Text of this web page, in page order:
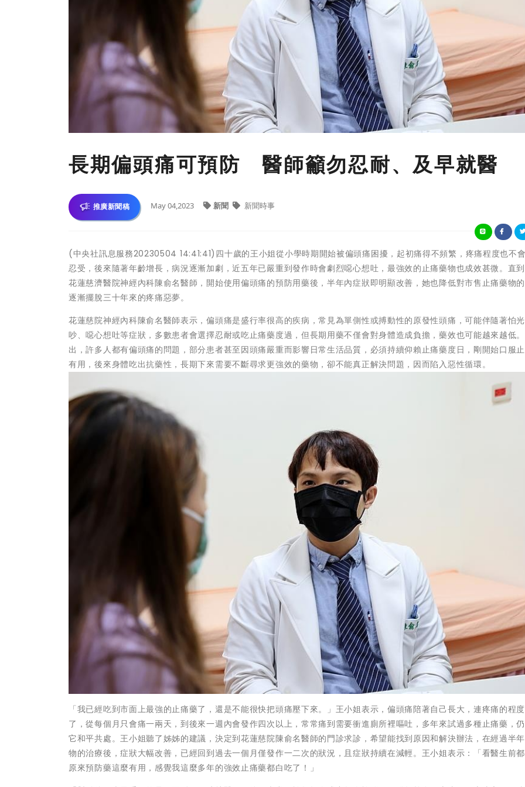
長期偏頭痛可預防 醫師籲勿忍耐、及早就醫
推廣新聞稿 May 04,2023 新聞 新聞時事
(中央社訊息服務20230504 14:41:41)四十歲的王小姐從小學時期開始被偏頭痛困擾，起初痛得不頻繁，疼痛程度也不
忍受，後來隨著年齡增長，病況逐漸加劇，近五年已嚴重到發作時會劇烈噁心想吐，最強效的止痛藥物也成效甚微。直
花蓮慈濟醫院神經內科陳俞名醫師，開始使用偏頭痛的預防用藥後，半年內症狀即明顯改善，她也降低對市售止痛藥物
逐漸擺脫三十年來的疼痛惡夢。
花蓮慈院神經內科陳俞名醫師表示，偏頭痛是盛行率很高的疾病，常見為單側性或搏動性的原發性頭痛，可能伴隨著怕
吵、噁心想吐等症狀，多數患者會選擇忍耐或吃止痛藥度過，但長期用藥不僅會對身體造成負擔，藥效也可能越來越低
出，許多人都有偏頭痛的問題，部分患者甚至因頭痛嚴重而影響日常生活品質，必須持續仰賴止痛藥度日，剛開始口服
有用，後來身體吃出抗藥性，長期下來需要不斷尋求更強效的藥物，卻不能真正解決問題，因而陷入惡性循環。
「我已經吃到市面上最強的止痛藥了，還是不能很快把頭痛壓下來。」王小姐表示，偏頭痛陪著自己長大，連疼痛的程
了，從每個月只會痛一兩天，到後來一週內會發作四次以上，常常痛到需要衝進廁所裡嘔吐，多年來試過多種止痛藥，
它和平共處。王小姐聽了姊姊的建議，決定到花蓮慈院陳俞名醫師的門診求診，希望能找到原因和解決辦法，在經過半
物的治療後，症狀大幅改善，已經回到過去一個月僅發作一二次的狀況，且症狀持續在減輕。王小姐表示：「看醫生前
原來預防藥這麼有用，感覺我這麼多年的強效止痛藥都白吃了！」